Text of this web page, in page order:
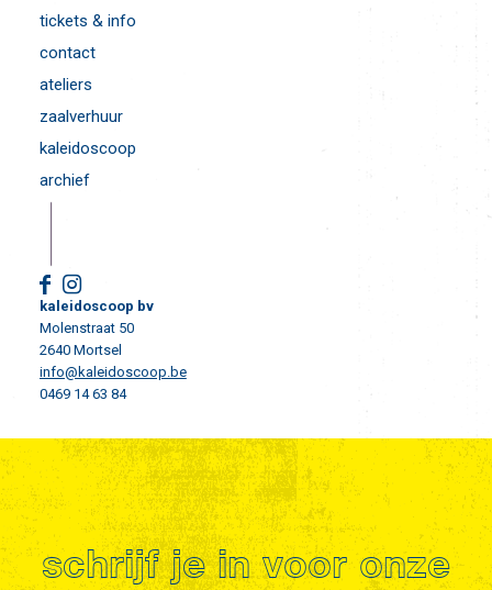
tickets & info
contact
ateliers
zaalverhuur
kaleidoscoop
archief
kaleidoscoop bv
Molenstraat 50
2640 Mortsel
info@kaleidoscoop.be
0469 14 63 84
schrijf je in voor onze